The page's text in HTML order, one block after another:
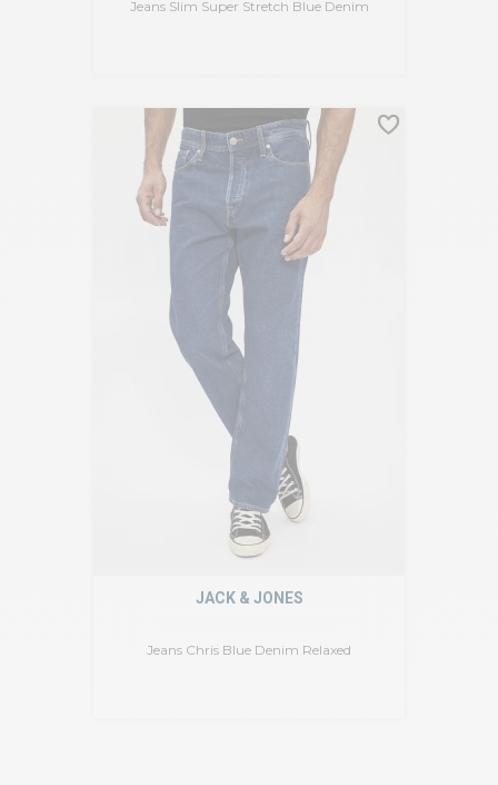
Jeans Slim Super Stretch Blue Denim
Jeans Chris Blue Denim Relaxed
JACK & JONES